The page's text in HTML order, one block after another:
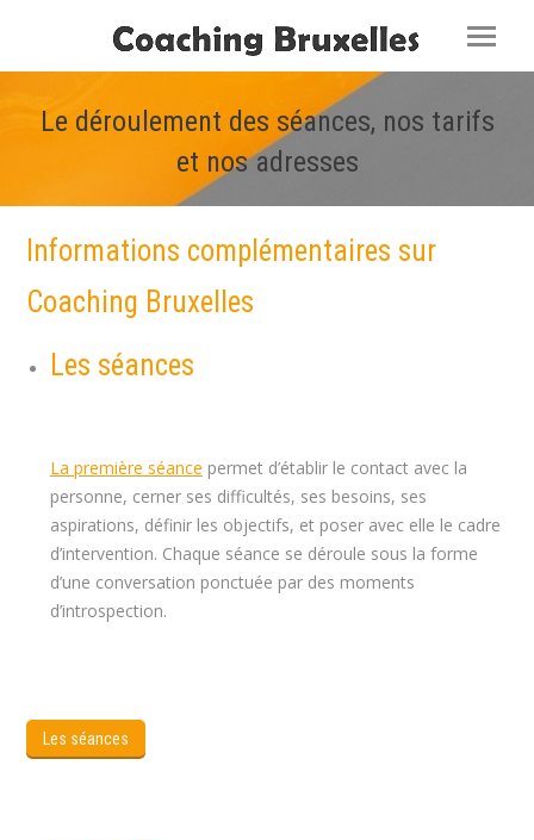
Le déroulement des séances, nos tarifs
et nos adresses
Informations complémentaires sur
Coaching Bruxelles
Les séances
La première séance permet d’établir le contact avec la
personne, cerner ses difficultés, ses besoins, ses
aspirations, définir les objectifs, et poser avec elle le cadre
d’intervention. Chaque séance se déroule sous la forme
d’une conversation ponctuée par des moments
d’introspection.
Les séances